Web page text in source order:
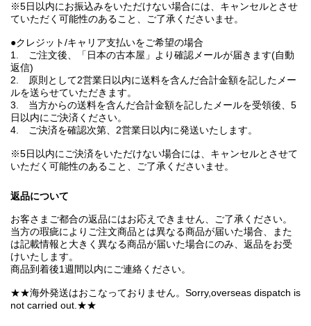
※5日以内にお振込みをいただけない場合には、キャンセルとさせ
ていただく可能性のあること、ご了承くださいませ。
●クレジット/キャリア支払いをご希望の場合
1. ご注文後、「日本の古本屋」より確認メールが届きます(自動
返信)
2. 原則として2営業日以内に送料を含んだ合計金額を記したメー
ルを送らせていただきます。
3. 当方からの送料を含んだ合計金額を記したメールを受領後、5
日以内にご決済ください。
4. ご決済を確認次第、2営業日以内に発送いたします。
※5日以内にご決済をいただけない場合には、キャンセルとさせて
いただく可能性のあること、ご了承くださいませ。
返品について
お客さまご都合の返品にはお応えできません、ご了承ください。
当方の瑕疵によりご注文商品とは異なる商品が届いた場合、また
は記載情報と大きく異なる商品が届いた場合にのみ、返品をお受
けいたします。
商品到着後1週間以内にご連絡ください。
★★海外発送はおこなっておりません。Sorry,overseas dispatch is
not carried out.★★